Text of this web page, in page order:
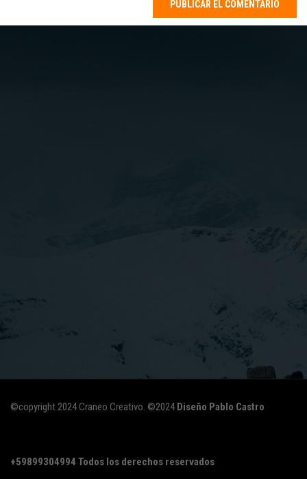
©copyright 2024 Craneo Creativo. ©2024Diseño Pablo Castro
+59899304994 Todos los derechos reservados